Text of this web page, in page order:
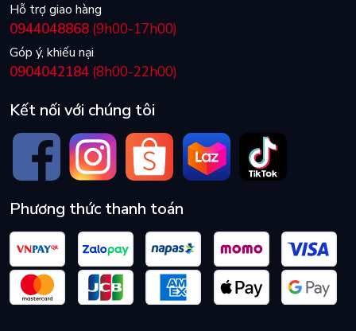
Hỗ trợ giao hàng
0944048868 (9h00-17h00)
Góp ý, khiếu nại
0904042184 (8h00-22h00)
Kết nối với chúng tôi
Phương thức thanh toán